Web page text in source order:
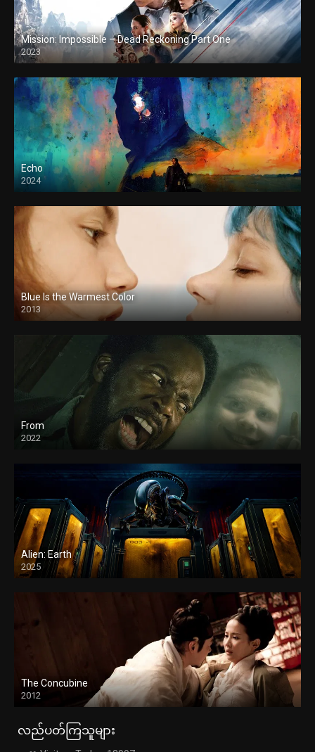
Mission: Impossible – Dead Reckoning Part One
2023
Echo
2024
Blue Is the Warmest Color
2013
From
2022
Alien: Earth
2025
The Concubine
2012
လည်ပတ်ကြသူများ